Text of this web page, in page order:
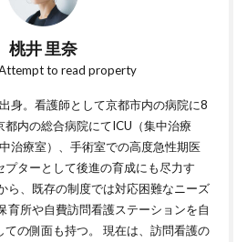
桃井 里奈
to read property
身。看護師として京都市内の病院に8
内の総合病院にてICU（集中治療
治療室）、手術室での高度急性期医
ターとして後進の育成にも尽力す
ら、既存の制度では対応困難なニーズ
育所や自費訪問看護ステーションを自
ての側面も持つ。 現在は、訪問看護の